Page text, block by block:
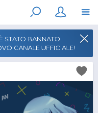
STATO BANNATO!
CANALE UFFICIALE!